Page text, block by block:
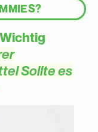
Sollte es